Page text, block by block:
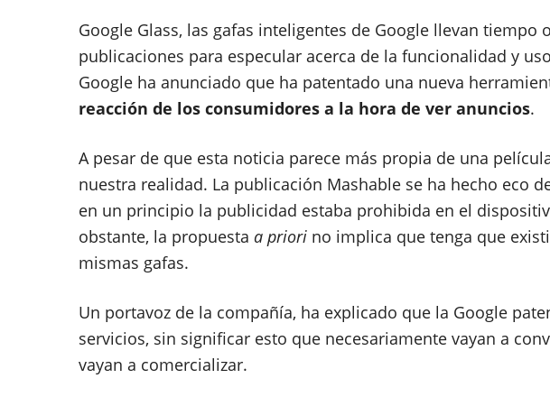
Google Glass, las gafas inteligentes de Google llevan tiempo
publicaciones para especular acerca de la funcionalidad y
Google ha anunciado que ha patentado una nueva
reacción de los consumidores a la hora de ver anuncios.
A pesar de que esta noticia parece más propia de una
nuestra realidad. La publicación Mashable se ha hecho eco
en un principio la publicidad estaba prohibida en el
obstante, la propuesta a priori no implica que tenga que
mismas gafas.
Un portavoz de la compañía, ha explicado que la Google
servicios, sin significar esto que necesariamente vayan a
vayan a comercializar.